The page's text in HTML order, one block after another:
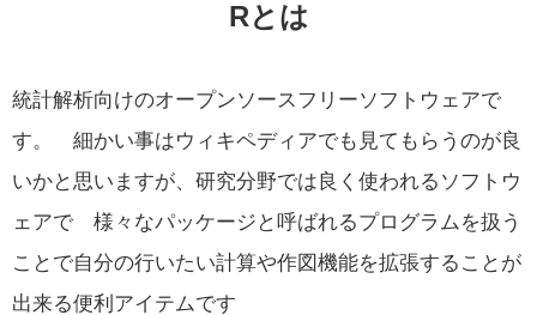
Rとは
統計解析向けのオープンソースフリーソフトウェアで
す。 細かい事はウィキペディアでも見てもらうのが良
いかと思いますが、研究分野では良く使われるソフトウ
ェアで 様々なパッケージと呼ばれるプログラムを扱う
ことで自分の行いたい計算や作図機能を拡張することが
出来る便利アイテムです